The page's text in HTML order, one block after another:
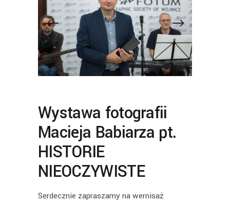
Wystawa fotografii
Macieja Babiarza pt.
HISTORIE
NIEOCZYWISTE
Serdecznie zapraszamy na wernisaż